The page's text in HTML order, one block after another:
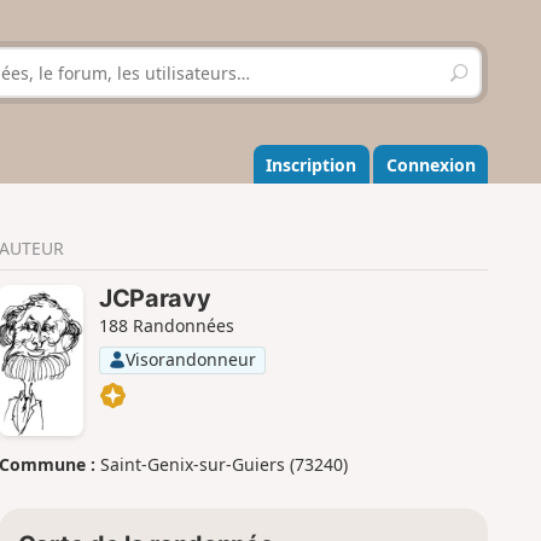
R
e
h
e
r
r
Inscription Connexion
AUTEUR
JCParavy
188 Randonnées
Visorandonneur
Commune : Saint-Genix-sur-Guiers (73240)